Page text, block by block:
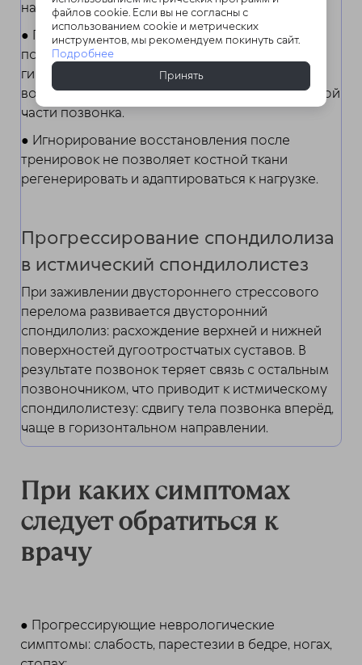
нагрузку на парс.
● Повторяющиеся переразгибания и ротации
позвоночника под нагрузкой при
гимнастических упражнениях или прыжках в
воду увеличивают риск перелома межсуставной
части позвонка.
● Игнорирование восстановления после
тренировок не позволяет костной ткани
регенерировать и адаптироваться к нагрузке.
Прогрессирование спондилолиза
в истмический спондилолистез
При заживлении двустороннего стрессового
перелома развивается двусторонний
спондилолиз: расхождение верхней и нижней
поверхностей дугоотростчатых суставов. В
результате позвонок теряет связь с остальным
позвоночником, что приводит к истмическому
спондилолистезу: сдвигу тела позвонка вперёд,
чаще в горизонтальном направлении.
При каких симптомах
следует обратиться к
врачу
● Прогрессирующие неврологические
симптомы: слабость, парестезии в бедре, ногах,
файлов cookie. Если вы не согласны с
использованием cookie и метрических
инструментов, мы рекомендуем покинуть сайт.
Подробнее
Принять